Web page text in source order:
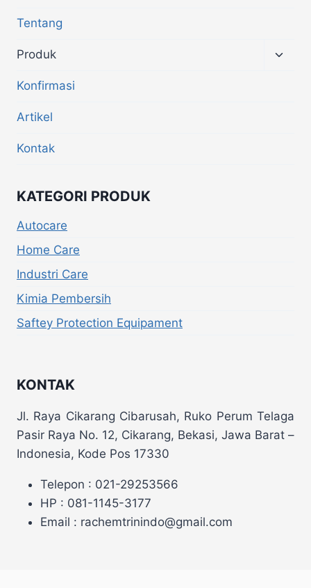
Tentang
Produk
Konfirmasi
Artikel
Kontak
KATEGORI PRODUK
Autocare
Home Care
Industri Care
Kimia Pembersih
Saftey Protection Equipament
KONTAK
Jl. Raya Cikarang Cibarusah, Ruko Perum Telaga
Pasir Raya No. 12, Cikarang, Bekasi, Jawa Barat –
Indonesia, Kode Pos 17330
Telepon : 021-29253566
HP : 081-1145-3177
Email : rachemtrinindo@gmail.com